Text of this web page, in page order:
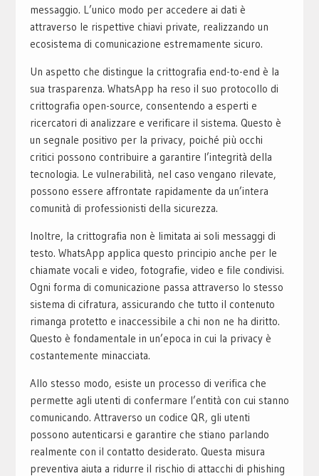
messaggio. L’unico modo per accedere ai dati è
attraverso le rispettive chiavi private, realizzando un
ecosistema di comunicazione estremamente sicuro.
Un aspetto che distingue la crittografia end-to-end è la
sua trasparenza. WhatsApp ha reso il suo protocollo di
crittografia open-source, consentendo a esperti e
ricercatori di analizzare e verificare il sistema. Questo è
un segnale positivo per la privacy, poiché più occhi
critici possono contribuire a garantire l’integrità della
tecnologia. Le vulnerabilità, nel caso vengano rilevate,
possono essere affrontate rapidamente da un’intera
comunità di professionisti della sicurezza.
Inoltre, la crittografia non è limitata ai soli messaggi di
testo. WhatsApp applica questo principio anche per le
chiamate vocali e video, fotografie, video e file condivisi.
Ogni forma di comunicazione passa attraverso lo stesso
sistema di cifratura, assicurando che tutto il contenuto
rimanga protetto e inaccessibile a chi non ne ha diritto.
Questo è fondamentale in un’epoca in cui la privacy è
costantemente minacciata.
Allo stesso modo, esiste un processo di verifica che
permette agli utenti di confermare l’entità con cui stanno
comunicando. Attraverso un codice QR, gli utenti
possono autenticarsi e garantire che stiano parlando
realmente con il contatto desiderato. Questa misura
preventiva aiuta a ridurre il rischio di attacchi di phishing